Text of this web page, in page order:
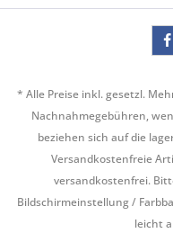
* Alle Preise inkl. gesetzl.
Nachnahmegebühren,
beziehen sich auf die
Versandkostenfreie
versandkostenfrei.
Bildschirmeinstellung /
leicht